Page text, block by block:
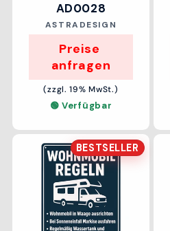
AD0028
Anbieter:
ASTRADESIGN
Preise
anfragen
(zzgl. 19% MwSt.)
🟢 Verfügbar
BESTSELLER